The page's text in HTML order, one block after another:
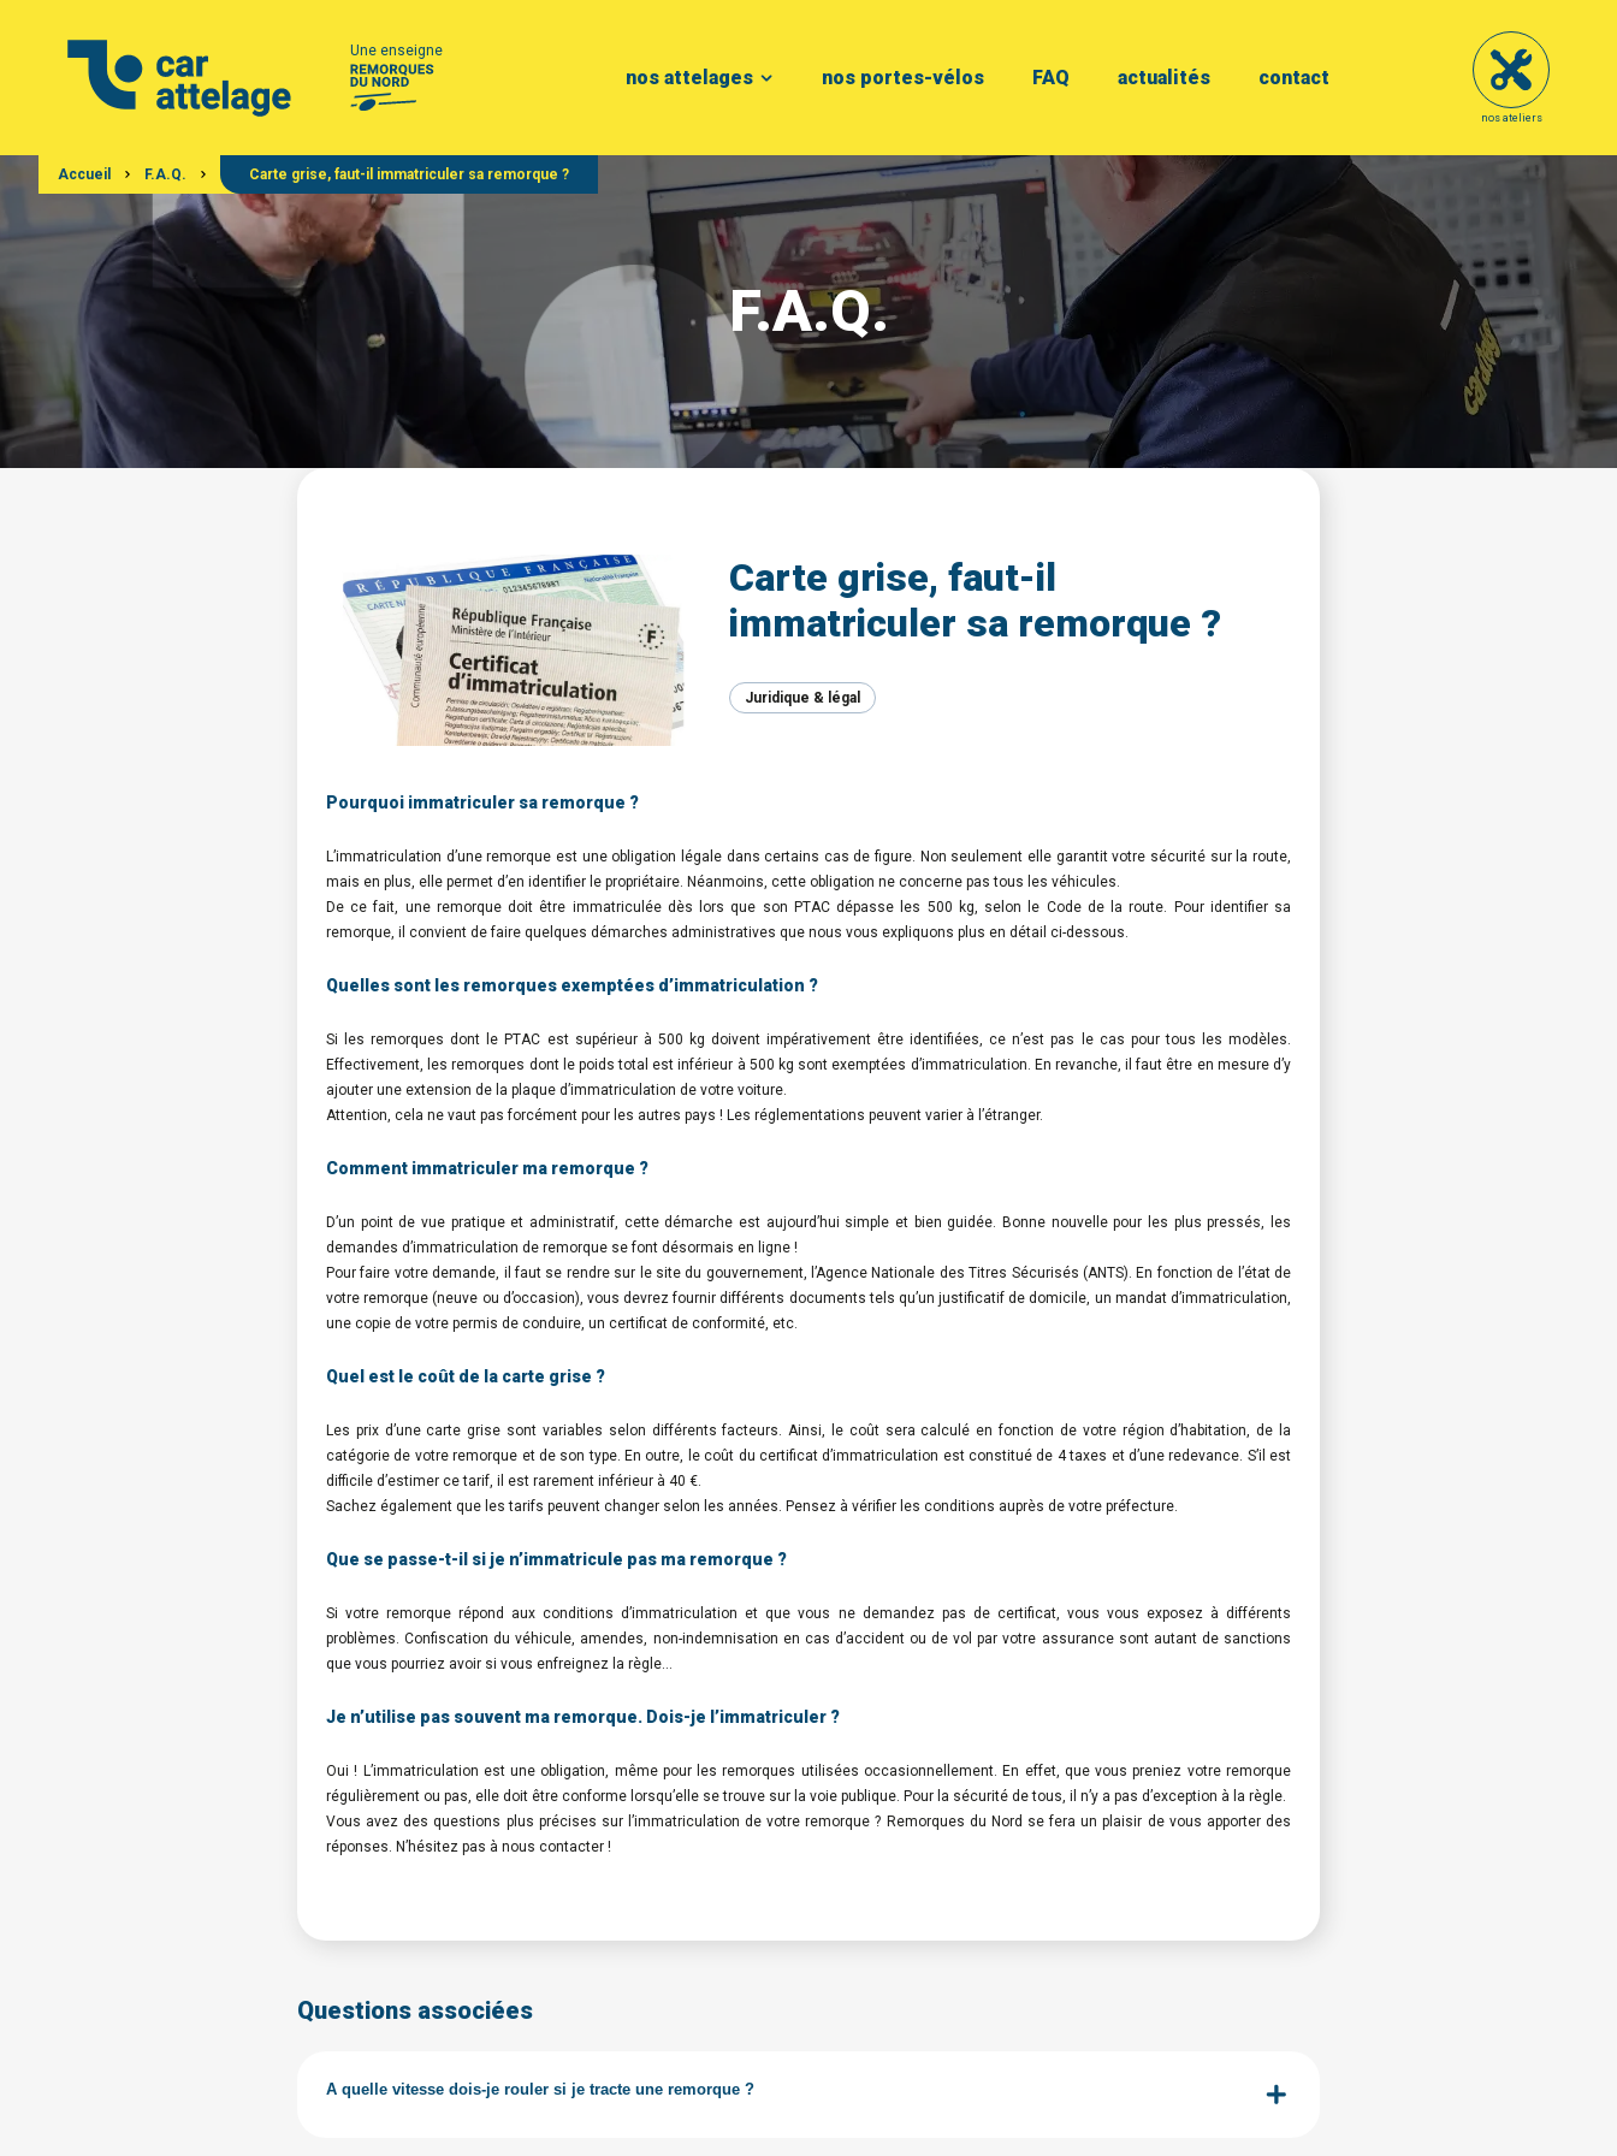
Une enseigne
nos attelages nos portes-vélos FAQ actualités contact
nos ateliers
F.A.Q.
Accueil F.A.Q. Carte grise, faut-il immatriculer sa remorque ?
Carte grise, faut-il
immatriculer sa remorque ?
Juridique & légal
Pourquoi immatriculer sa remorque ?
L’immatriculation d’une remorque est une obligation légale dans certains cas de figure. Non seulement elle garantit votre sécurité sur la route,
mais en plus, elle permet d’en identifier le propriétaire. Néanmoins, cette obligation ne concerne pas tous les véhicules.
De ce fait, une remorque doit être immatriculée dès lors que son PTAC dépasse les 500 kg, selon le Code de la route. Pour identifier sa
remorque, il convient de faire quelques démarches administratives que nous vous expliquons plus en détail ci-dessous.
Quelles sont les remorques exemptées d’immatriculation ?
Si les remorques dont le PTAC est supérieur à 500 kg doivent impérativement être identifiées, ce n’est pas le cas pour tous les modèles.
Effectivement, les remorques dont le poids total est inférieur à 500 kg sont exemptées d’immatriculation. En revanche, il faut être en mesure d’y
ajouter une extension de la plaque d’immatriculation de votre voiture.
Attention, cela ne vaut pas forcément pour les autres pays ! Les réglementations peuvent varier à l’étranger.
Comment immatriculer ma remorque ?
D’un point de vue pratique et administratif, cette démarche est aujourd’hui simple et bien guidée. Bonne nouvelle pour les plus pressés, les
demandes d’immatriculation de remorque se font désormais en ligne !
Pour faire votre demande, il faut se rendre sur le site du gouvernement, l’Agence Nationale des Titres Sécurisés (ANTS). En fonction de l’état de
votre remorque (neuve ou d’occasion), vous devrez fournir différents documents tels qu’un justificatif de domicile, un mandat d’immatriculation,
une copie de votre permis de conduire, un certificat de conformité, etc.
Quel est le coût de la carte grise ?
Les prix d’une carte grise sont variables selon différents facteurs. Ainsi, le coût sera calculé en fonction de votre région d’habitation, de la
catégorie de votre remorque et de son type. En outre, le coût du certificat d’immatriculation est constitué de 4 taxes et d’une redevance. S’il est
difficile d’estimer ce tarif, il est rarement inférieur à 40 €.
Sachez également que les tarifs peuvent changer selon les années. Pensez à vérifier les conditions auprès de votre préfecture.
Que se passe-t-il si je n’immatricule pas ma remorque ?
Si votre remorque répond aux conditions d’immatriculation et que vous ne demandez pas de certificat, vous vous exposez à différents
problèmes. Confiscation du véhicule, amendes, non-indemnisation en cas d’accident ou de vol par votre assurance sont autant de sanctions
que vous pourriez avoir si vous enfreignez la règle…
Je n’utilise pas souvent ma remorque. Dois-je l’immatriculer ?
Oui ! L’immatriculation est une obligation, même pour les remorques utilisées occasionnellement. En effet, que vous preniez votre remorque
régulièrement ou pas, elle doit être conforme lorsqu’elle se trouve sur la voie publique. Pour la sécurité de tous, il n’y a pas d’exception à la règle.
Vous avez des questions plus précises sur l’immatriculation de votre remorque ? Remorques du Nord se fera un plaisir de vous apporter des
réponses. N’hésitez pas à nous contacter !
Questions associées
A quelle vitesse dois-je rouler si je tracte une remorque ?